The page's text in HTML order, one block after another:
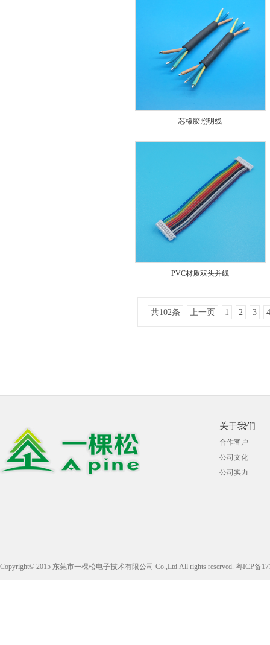
芯橡胶照明线
PVC材质双头并线
共102条 上一页 1 2 3 4
关于我们
合作客户
公司文化
公司实力
Copyright© 2015 东莞市一棵松电子技术有限公司 Co.,Ltd.All rights reserved. 粤ICP备